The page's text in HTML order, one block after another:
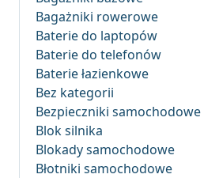
Bagażniki rowerowe
Baterie do laptopów
Baterie do telefonów
Baterie łazienkowe
Bez kategorii
Bezpieczniki samochodowe
Blok silnika
Blokady samochodowe
Błotniki samochodowe